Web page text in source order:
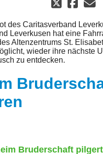
des Caritasverband
Leverkusen hat eine
Altenzentrums St.
wieder ihre nächste
zu entdecken.